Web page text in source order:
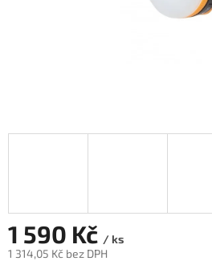
1 590 Kč / ks
1 314,05 Kč bez DPH